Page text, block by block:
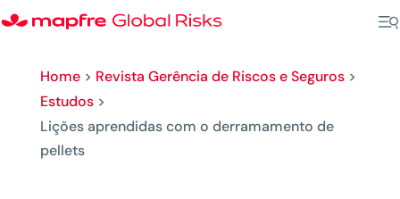
Home> Revista Gerência de Riscos e Seguros>
Estudos>
Lições aprendidas com o derramamento de
pellets